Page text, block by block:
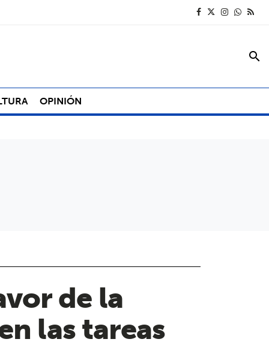
search
OPINIÓN
de la
las tareas